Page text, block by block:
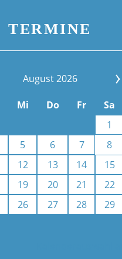
TERMINE
August 2026
Mi Do Fr Sa
1
5 6 7 8
12 13 14 15
19 20 21 22
26 27 28 29